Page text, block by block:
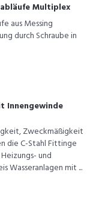
Multiplex
aus Messing
durch Schraube in
Innengewinde
Zweckmäßigkeit
die C-Stahl Fittinge
und
Wasseranlagen mit ...